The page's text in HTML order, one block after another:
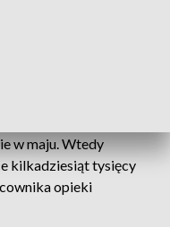
w maju. Wtedy
kilkadziesiąt tysięcy
opieki